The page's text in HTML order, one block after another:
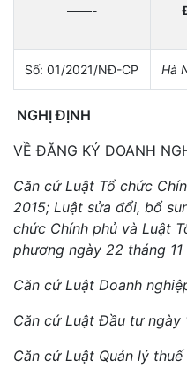
——-
Số: 01/2021/NĐ-CP Hà
NGHỊ ĐỊNH
VỀ ĐĂNG KÝ DOANH
Căn cứ Luật Tổ chức
2015; Luật sửa đổi, bổ
chức Chính phủ và Luật
phương ngày 22 tháng 11
Căn cứ Luật Doanh
Căn cứ Luật Đầu tư ngày
Căn cứ Luật Quản lý